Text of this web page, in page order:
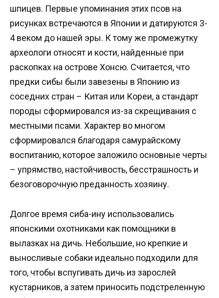
шпицев. Первые упоминания этих псов на
рисунках встречаются в Японии и датируются 3-
4 веком до нашей эры. К тому же промежутку
археологи относят и кости, найденные при
раскопках на острове Хонсю. Считается, что
предки сибы были завезены в Японию из
соседних стран – Китая или Кореи, а стандарт
породы сформировался из-за скрещивания с
местными псами. Характер во многом
сформировался благодаря самурайскому
воспитанию, которое заложило основные черты
– упрямство, настойчивость, бесстрашность и
безоговорочную преданность хозяину.
Долгое время сиба-ину использовались
японскими охотниками как помощники в
вылазках на дичь. Небольшие, но крепкие и
выносливые собаки идеально подходили для
того, чтобы вспугивать дичь из зарослей
кустарников, а затем приносить подстреленную